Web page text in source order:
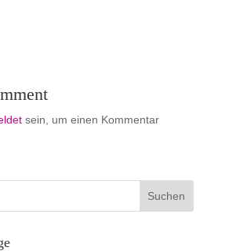
sein, um einen Kommentar